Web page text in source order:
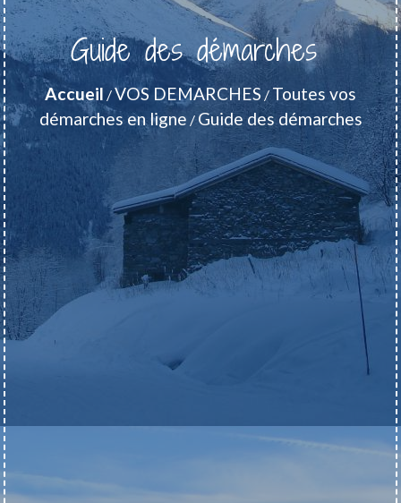
Guide des démarches
Accueil /VOS DEMARCHES / Toutes vos
démarches en ligne / Guide des démarches